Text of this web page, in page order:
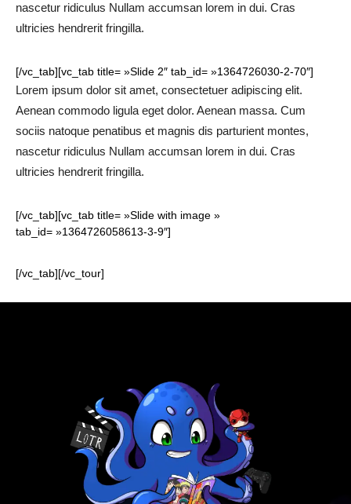
nascetur ridiculus Nullam accumsan lorem in dui. Cras
ultricies hendrerit fringilla.
[/vc_tab][vc_tab title= »Slide 2″ tab_id= »1364726030-2-70″]
Lorem ipsum dolor sit amet, consectetuer adipiscing elit.
Aenean commodo ligula eget dolor. Aenean massa. Cum
sociis natoque penatibus et magnis dis parturient montes,
nascetur ridiculus Nullam accumsan lorem in dui. Cras
ultricies hendrerit fringilla.
[/vc_tab][vc_tab title= »Slide with image »
tab_id= »1364726058613-3-9″]
[/vc_tab][/vc_tour]